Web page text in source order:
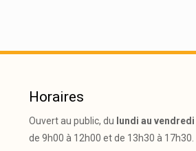
Horaires
Ouvert au public, du lundi au vendredi
de 9h00 à 12h00 et de 13h30 à 17h30.